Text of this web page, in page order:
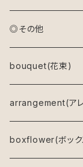
アレンジメント(生
アレンジメント(プ
ドライフラワーリー
キャンバスフラワー
◎その他
bouquet(花束)
arrangement(アレ
boxflower(ボック